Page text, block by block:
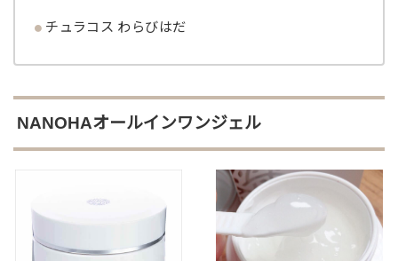
チュラコス わらびはだ
NANOHAオールインワンジェル